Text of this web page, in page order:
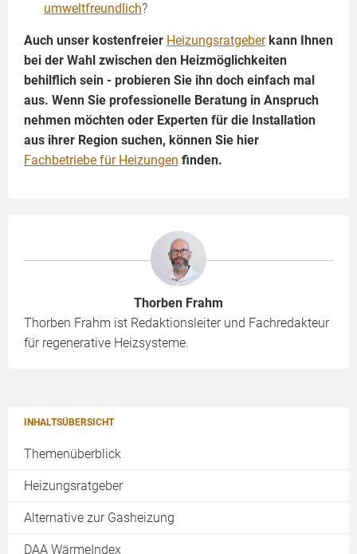
INHALTSÜBERSICHT
Themenüberblick
Heizungsratgeber
Alternative zur Gasheizung
DAA WärmeIndex
umweltfreundlich?
Auch unser kostenfreier Heizungsratgeberkann Ihnen
bei der Wahl zwischen den Heizmöglichkeiten
behilflich sein - probieren Sie ihn doch einfach mal
aus. Wenn Sie professionelle Beratung in Anspruch
nehmen möchten oder Experten für die Installation
aus ihrer Region suchen, können Sie hier
Fachbetriebe für Heizungen finden.
Thorben Frahm
Thorben Frahm ist Redaktionsleiter und Fachredakteur
für regenerative Heizsysteme.